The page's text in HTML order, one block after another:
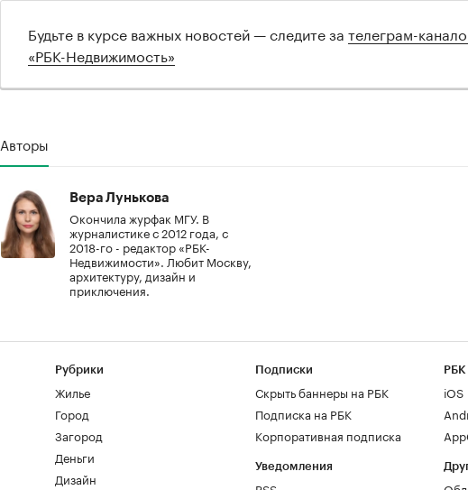
Будьте в курсе важных новостей — следите за телеграм-
«РБК-Недвижимость»
Авторы
Вера Лунькова
Окончила журфак МГУ. В
журналистике с 2012 года, с
2018-го - редактор «РБК-
Недвижимости». Любит Москву,
архитектуру, дизайн и
приключения.
Рубрики
Жилье
Город
Загород
Деньги
Дизайн
Подписки
Скрыть баннеры на РБК
Подписка на РБК
Корпоративная подписка
Уведомления
РБК
iOS